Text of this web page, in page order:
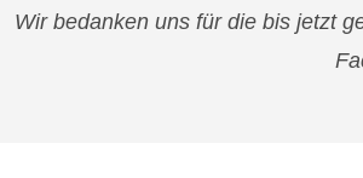
Wir bedanken uns für die bis jetzt